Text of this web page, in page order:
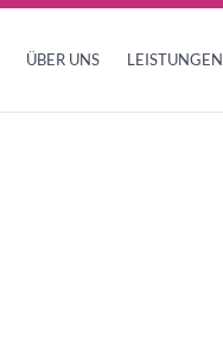
ÜBER UNS LEISTUNGEN